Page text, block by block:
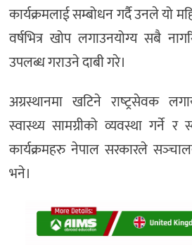
कार्यक्रमलाई सम्बोधन गर्दै उनले यो
वर्षभित्र खोप लगाउनयोग्य सबै
उपलब्ध गराउने दाबी गरे।
अग्रस्थानमा खटिने राष्‍ट्रसेवक
स्वास्थ्य सामग्रीको व्यवस्था गर्ने
कार्यक्रमहरु नेपाल सरकारले
भने।